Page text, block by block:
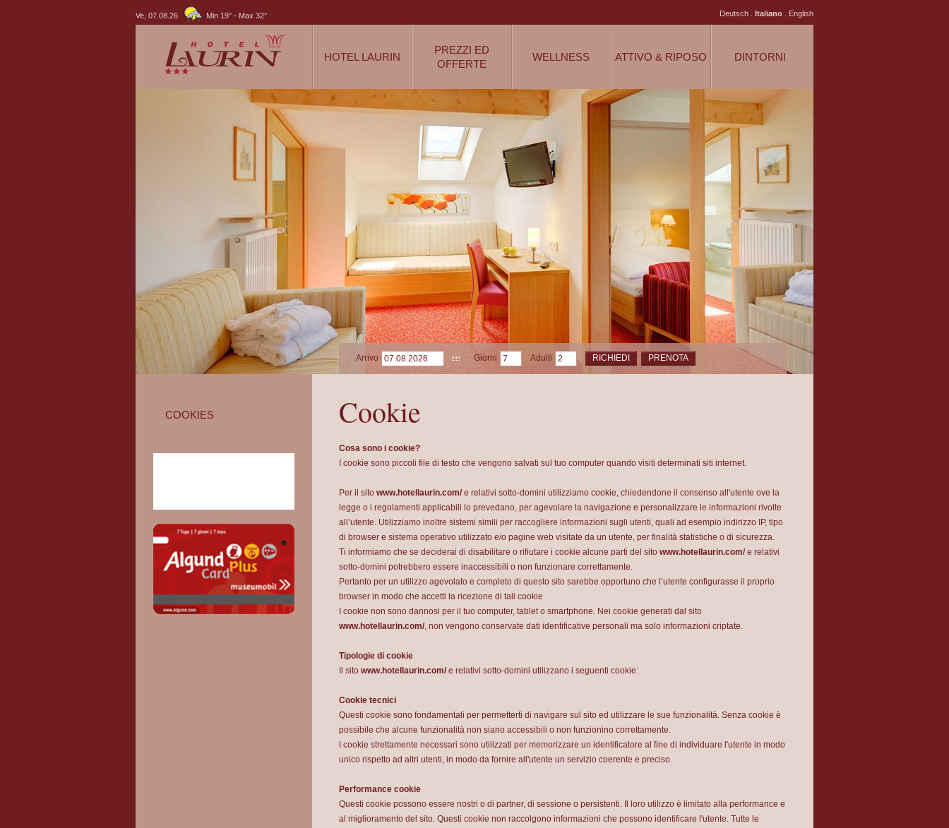
Cookie
Cosa sono i cookie?
I cookie sono piccoli file di testo che vengono salvati sul tuo computer quando visiti determinati siti internet.
Per il sito www.hotellaurin.com/ e relativi sotto-domini utilizziamo cookie, chiedendone il consenso all'utente ove la
legge o i regolamenti applicabili lo prevedano, per agevolare la navigazione e personalizzare le informazioni rivolte
all’utente. Utilizziamo inoltre sistemi simili per raccogliere informazioni sugli utenti, quali ad esempio indirizzo IP, tipo
di browser e sistema operativo utilizzato e/o pagine web visitate da un utente, per finalità statistiche o di sicurezza.
Ti informiamo che se deciderai di disabilitare o rifiutare i cookie alcune parti del sito www.hotellaurin.com/ e relativi
sotto-domini potrebbero essere inaccessibili o non funzionare correttamente.
Pertanto per un utilizzo agevolato e completo di questo sito sarebbe opportuno che l’utente configurasse il proprio
browser in modo che accetti la ricezione di tali cookie
I cookie non sono dannosi per il tuo computer, tablet o smartphone. Nei cookie generati dal sito
www.hotellaurin.com/, non vengono conservate dati identificative personali ma solo informazioni criptate.
Tipologie di cookie
Il sito www.hotellaurin.com/ e relativi sotto-domini utilizzano i seguenti cookie:
Cookie tecnici
Questi cookie sono fondamentali per permetterti di navigare sul sito ed utilizzare le sue funzionalità. Senza cookie è
possibile che alcune funzionalità non siano accessibili o non funzionino correttamente.
I cookie strettamente necessari sono utilizzati per memorizzare un identificatore al fine di individuare l'utente in modo
unico rispetto ad altri utenti, in modo da fornire all'utente un servizio coerente e preciso.
Performance cookie
Questi cookie possono essere nostri o di partner, di sessione o persistenti. Il loro utilizzo è limitato alla performance e
al miglioramento del sito. Questi cookie non raccolgono informazioni che possono identificare l'utente. Tutte le
COOKIES
Deutsch Italiano English
HOTEL LAURIN
PREZZI ED
OFFERTE
WELLNESS ATTIVO & RIPOSO DINTORNI
Ve, 07.08.26 Min 19° - Max 32°
Arrivo Giorni Adulti RICHIEDI PRENOTA